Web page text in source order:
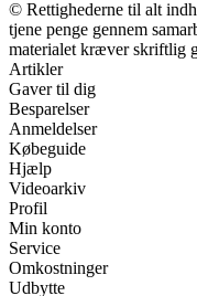
© Rettighederne til alt
tjene penge gennem
materialet kræver skriftlig
Artikler
Gaver til dig
Besparelser
Anmeldelser
Købeguide
Hjælp
Videoarkiv
Profil
Min konto
Service
Omkostninger
Udbytte